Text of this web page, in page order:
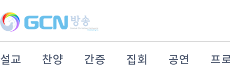
설교 찬양 간증 집회 공연 프